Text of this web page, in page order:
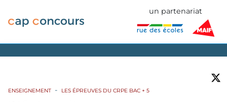
un partenariat
ENSEIGNEMENT LES ÉPREUVES DU CRPE BAC + 5